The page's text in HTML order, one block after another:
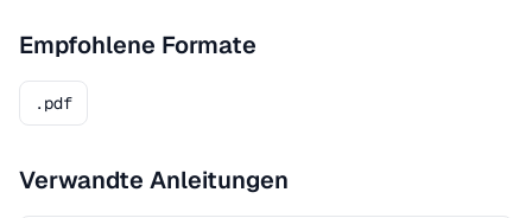
Empfohlene Formate
.pdf
Verwandte Anleitungen